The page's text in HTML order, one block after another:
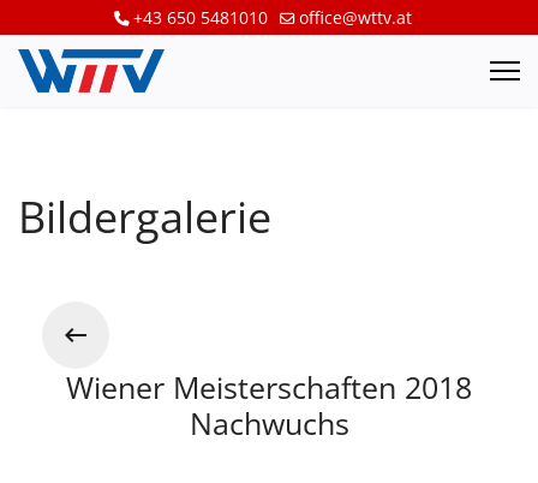
+43 650 5481010 office@wttv.at
Bildergalerie
Wiener Meisterschaften 2018
Nachwuchs